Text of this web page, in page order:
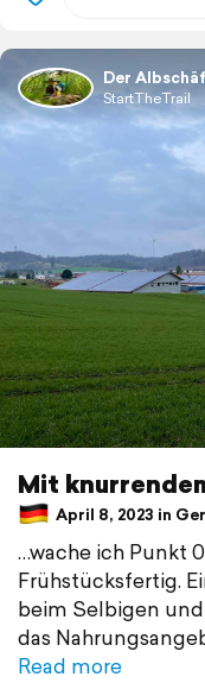
Der
StartTheTrail
Mit
April 8, 2023 in
…wache ich Punkt
Frühstücksfertig.
beim Selbigen
das
Read more